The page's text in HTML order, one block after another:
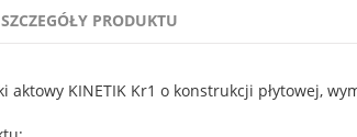
SZCZEGÓŁY PRODUKTU
aktowy KINETIK Kr1 o konstrukcji płytowej,